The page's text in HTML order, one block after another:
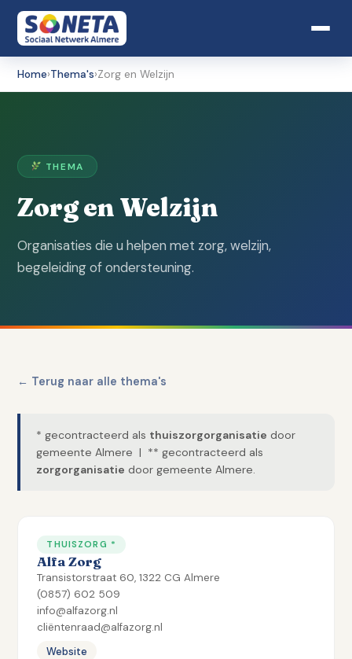
Home›Thema's›Zorg en Welzijn
THEMA
Zorg en Welzijn
Organisaties die u helpen met zorg, welzijn,
begeleiding of ondersteuning.
← Terug naar alle thema's
* gecontracteerd als thuiszorgorganisatie door
gemeente Almere | ** gecontracteerd als
zorgorganisatie door gemeente Almere.
THUISZORG *
Alfa Zorg
Transistorstraat 60, 1322 CG Almere
(0857) 602 509
info@alfazorg.nl
cliëntenraad@alfazorg.nl
Website